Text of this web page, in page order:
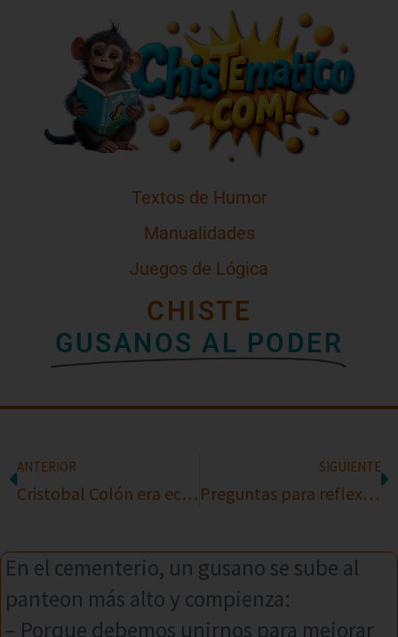
Textos de Humor
Manualidades
Juegos de Lógica
CHISTE
GUSANOS AL PODER
ANTERIOR
Cristobal Colón era economista
SIGUIENTE
Preguntas para reflexionar
En el cementerio, un gusano se sube al
panteon más alto y compienza:
– Porque debemos unirnos para mejorar